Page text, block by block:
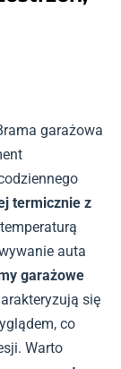
garażowa
termicznie z
auta
garażowe
się
co
Warto